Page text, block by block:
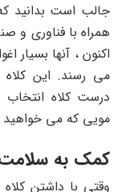
جالب است بدانید
همراه با فناوری و
اکنون ، آنها بسیار
می رسند. این
درست کلاه انتخاب
مویی که می خواهید
کمک به
وقتی با داشتن